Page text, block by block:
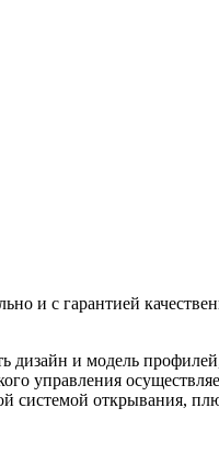
и с гарантией
дизайн и модель
управления
системой открывания,